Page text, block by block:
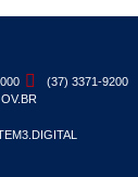
(37) 3371-9200